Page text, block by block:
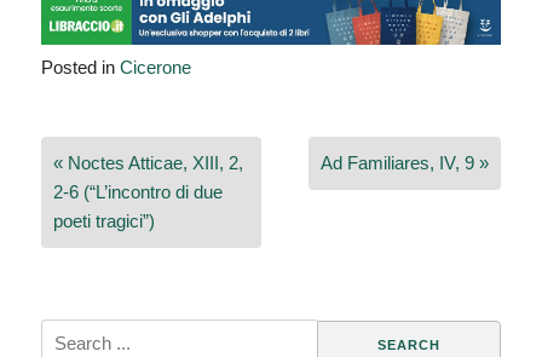
Posted in Cicerone
Navigazione
articoli
« Noctes Atticae, XIII, 2,
2-6 (“L’incontro di due
poeti tragici”)
Ad Familiares, IV, 9 »
Search